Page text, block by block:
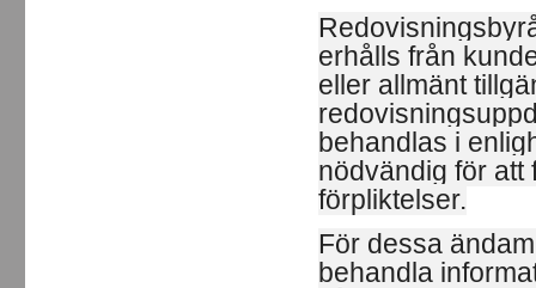
erhålls från
eller allmänt
behandlas i
nödvändig för
förpliktelser.
För dessa
behandla